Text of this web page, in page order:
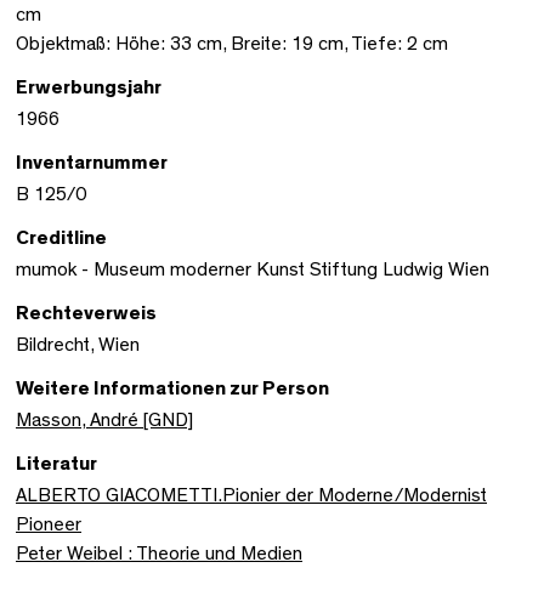
cm
Objektmaß: Höhe: 33 cm, Breite: 19 cm, Tiefe: 2 cm
Erwerbungsjahr
1966
Inventarnummer
B 125/0
Creditline
mumok - Museum moderner Kunst Stiftung Ludwig Wien
Rechteverweis
Bildrecht, Wien
Weitere Informationen zur Person
Masson, André [GND]
Literatur
ALBERTO GIACOMETTI.Pionier der Moderne/Modernist
Pioneer
Peter Weibel : Theorie und Medien